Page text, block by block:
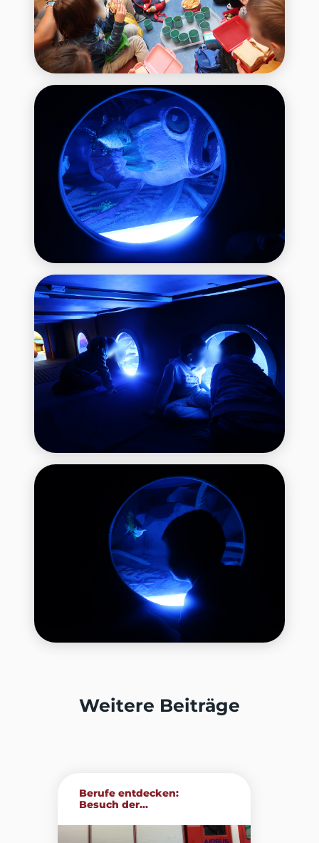
Weitere Beiträge
Berufe entdecken:
Besuch der...